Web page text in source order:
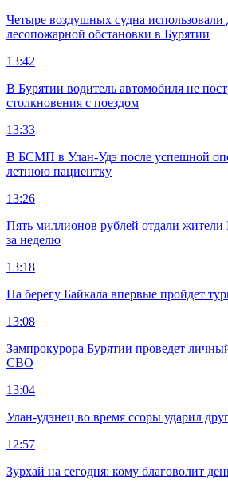
Четыре воздушных судна использовали
лесопожарной обстановки в Бурятии
13:42
В Бурятии водитель автомобиля не
столкновения с поездом
13:33
В БСМП в Улан-Удэ после успешной
летнюю пациентку
13:26
Пять миллионов рублей отдали
за неделю
13:18
На берегу Байкала впервые пройдет
13:08
Зампрокурора Бурятии проведет
СВО
13:04
Улан-удэнец во время ссоры ударил
12:57
Зурхай на сегодня: кому благоволит